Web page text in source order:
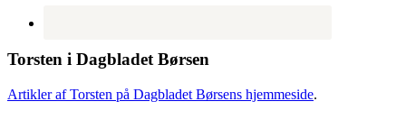
Torsten i Dagbladet Børsen
Artikler af Torsten på Dagbladet Børsens hjemmeside.